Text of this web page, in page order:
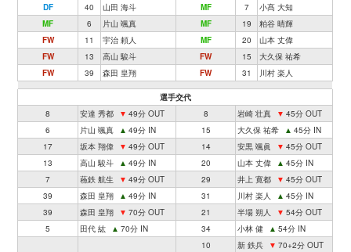
DF
40 山田 海斗 MF 7
小髙 大知
MF
6 片山 颯真 MF 19
粕谷 晴輝
FW
11 宇治 頼人 MF 20
山本 丈偉
FW
13 高山 駿斗 FW 15
大久保 祐希
FW
39 森田 皇翔 FW 31 川村 楽人
選手交代
8
安達 秀都 ▼ 49分 OUT 8 岩崎 壮真 ▼ 45分 OUT
6
片山 颯真 ▲ 49分 IN 15 大久保 祐希 ▲ 45分 IN
17
坂本 翔偉 ▼ 49分 OUT 14 安黒 颯眞 ▼ 45分 OUT
13
高山 駿斗 ▲ 49分 IN 20 山本 丈偉 ▲ 45分 IN
7
蘓鉄 航生 ▼ 49分 OUT 29 井上 寛都 ▼ 45分 OUT
39
森田 皇翔 ▲ 49分 IN 31 川村 楽人 ▲ 45分 IN
39
森田 皇翔 ▼ 70分 OUT 21 半場 朔人 ▼ 54分 OUT
5
田代 紘 ▲ 70分 IN 34 小林 健 ▲ 54分 IN
10
新 鉄兵 ▼ 70+2分 OUT